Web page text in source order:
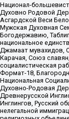
Национал-
Духовно Родовой
Асгардской Веси
Мужская Духовная
Богодержавию,
национальное
Джамаат мувахидов,
Карачая, Союз
социалистическая
Формат-18,
Национальная
Духовно-Родовая
Древнерусской
Инглингов, Русский
нелегальной